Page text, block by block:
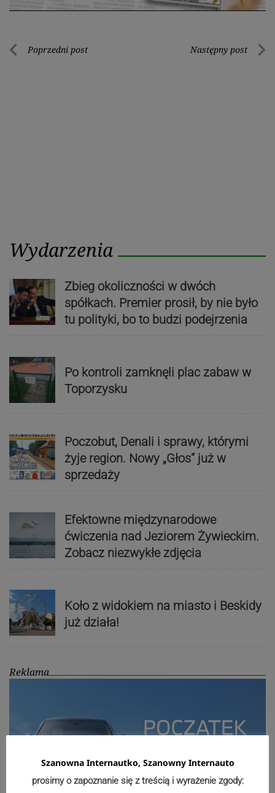
Nawigacja
Poprzedni post Następny post
Wydarzenia
Zbieg okoliczności w dwóch
spółkach. Premier prosił, by nie było
tu polityki, bo to budzi podejrzenia
Po kontroli zamknęli plac zabaw w
Toporzysku
Poczobut, Denali i sprawy, którymi
żyje region. Nowy „Głos” już w
sprzedaży
Efektowne międzynarodowe
ćwiczenia nad Jeziorem Żywieckim.
Zobacz niezwykłe zdjęcia
Koło z widokiem na miasto i Beskidy
już działa!
Reklama
Szanowna Internautko, Szanowny Internauto
prosimy o zapoznanie się z treścią i wyrażenie zgody: